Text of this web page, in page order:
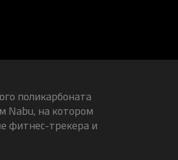
поликарбоната
Nabu, на котором
фитнес-трекера и